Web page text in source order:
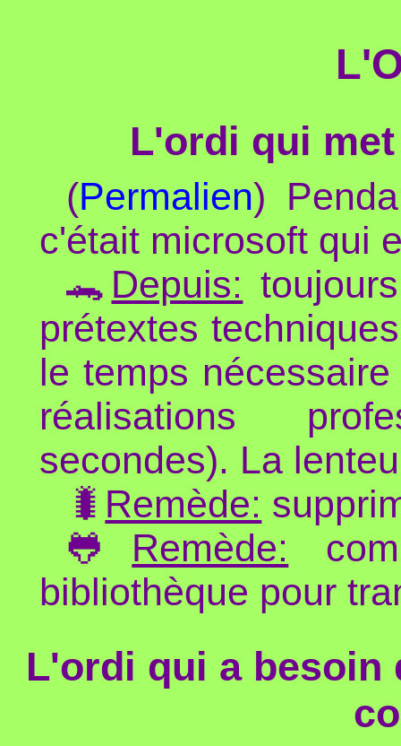
L'ordi qui
(Permalien)
c'était microsoft qui
🐊 Depuis:
prétextes
le temps
réalisations
secondes). La
🐛 Remède:
🐸 Remède:
bibliothèque pour
L'ordi qui a besoin